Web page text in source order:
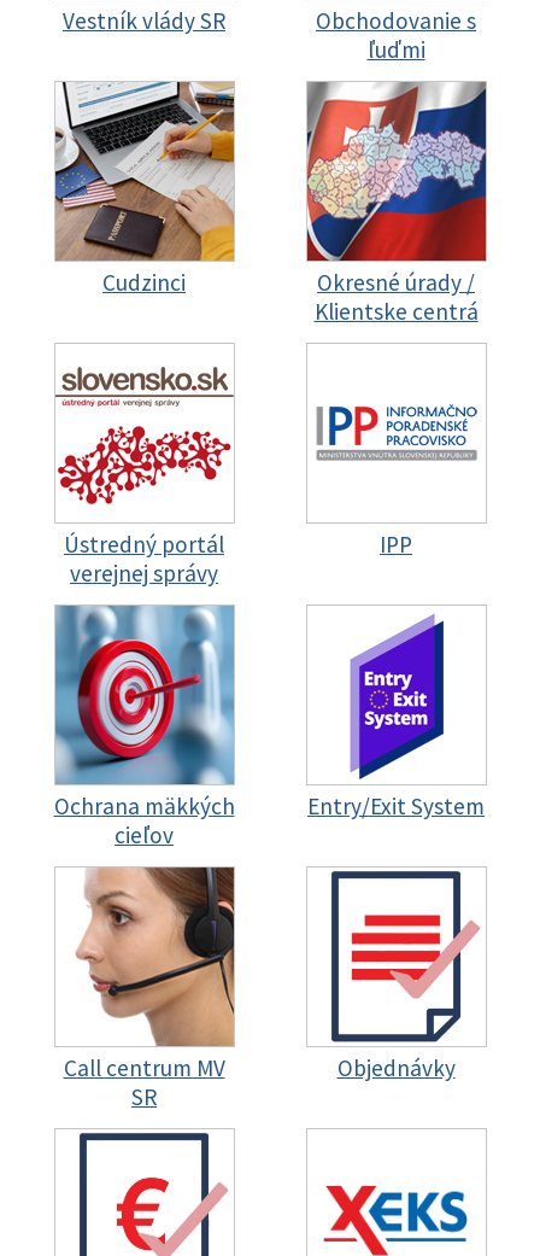
Vestník vlády SR
Obchodovanie s
ľuďmi
Cudzinci
Okresné úrady /
Klientske centrá
Ústredný portál
verejnej správy
IPP
Ochrana mäkkých
cieľov
Entry/Exit System
Call centrum MV
SR
Objednávky